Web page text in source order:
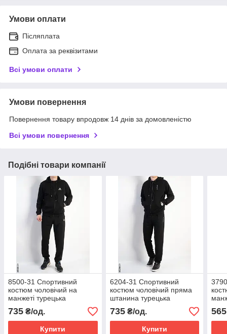
Умови оплати
Післяплата
Оплата за реквізитами
Всі умови оплати
Умови повернення
Повернення товару впродовж 14 днів за домовленістю
Всі умови повернення
Подібні товари компанії
8500-31 Спортивний
костюм чоловічий на
манжеті турецька
двонитка норма (5 од:
48,50,52,54,56)
735 ₴/од.
Купити
6204-31 Спортивний
костюм чоловічий пряма
штанина турецька
двонитка норма (5 од:
48,50,52,54,56)
735₴/од.
Купити
(5
565